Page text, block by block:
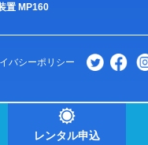
置 MP160
バシーポリシー
レンタル申込